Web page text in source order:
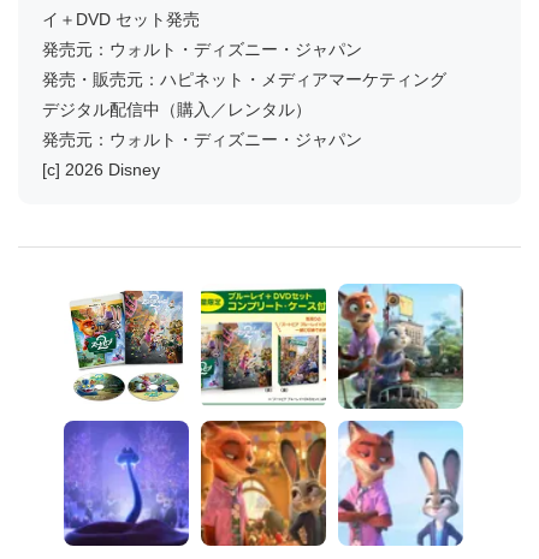
イ＋DVD セット発売
発売元：ウォルト・ディズニー・ジャパン
発売・販売元：ハピネット・メディアマーケティング
デジタル配信中（購入／レンタル）
発売元：ウォルト・ディズニー・ジャパン
[c] 2026 Disney